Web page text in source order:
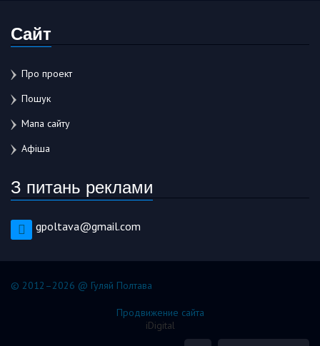
Сайт
Про проект
Пошук
Мапа сайту
Афіша
З питань реклами
gpoltava@gmail.com
© 2012–2026 @ Гуляй Полтава
Продвижение сайта
iDigital